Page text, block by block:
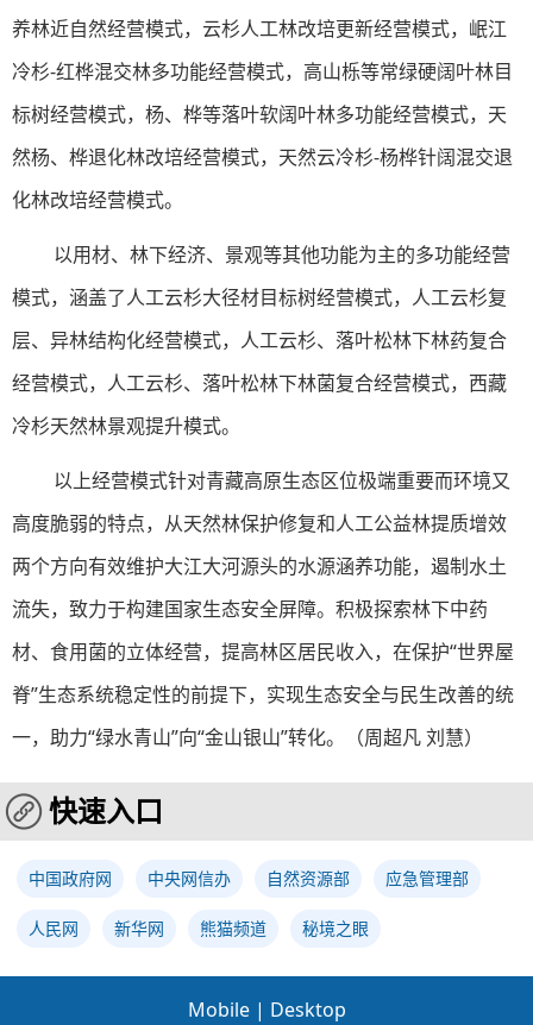
养林近自然经营模式，云杉人工林改培更新经营模式，岷江
冷杉-红桦混交林多功能经营模式，高山栎等常绿硬阔叶林目
标树经营模式，杨、桦等落叶软阔叶林多功能经营模式，天
然杨、桦退化林改培经营模式，天然云冷杉-杨桦针阔混交退
化林改培经营模式。
以用材、林下经济、景观等其他功能为主的多功能经营
模式，涵盖了人工云杉大径材目标树经营模式，人工云杉复
层、异林结构化经营模式，人工云杉、落叶松林下林药复合
经营模式，人工云杉、落叶松林下林菌复合经营模式，西藏
冷杉天然林景观提升模式。
以上经营模式针对青藏高原生态区位极端重要而环境又
高度脆弱的特点，从天然林保护修复和人工公益林提质增效
两个方向有效维护大江大河源头的水源涵养功能，遏制水土
流失，致力于构建国家生态安全屏障。积极探索林下中药
材、食用菌的立体经营，提高林区居民收入，在保护“世界屋
脊”生态系统稳定性的前提下，实现生态安全与民生改善的统
一，助力“绿水青山”向“金山银山”转化。（周超凡 刘慧）
快速入口
中国政府网 中央网信办 自然资源部 应急管理部
人民网 新华网 熊猫频道 秘境之眼
Mobile | Desktop